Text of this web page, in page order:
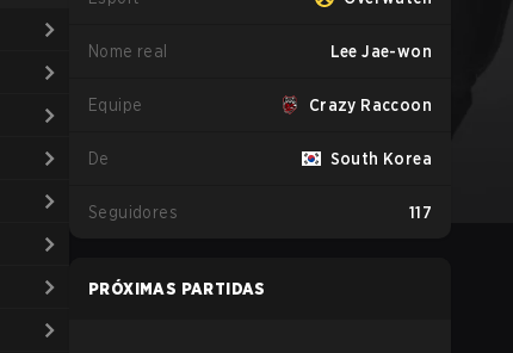
Nome real Lee Jae-won
Equipe Crazy Raccoon
De South Korea
Seguidores 117
PRÓXIMAS PARTIDAS